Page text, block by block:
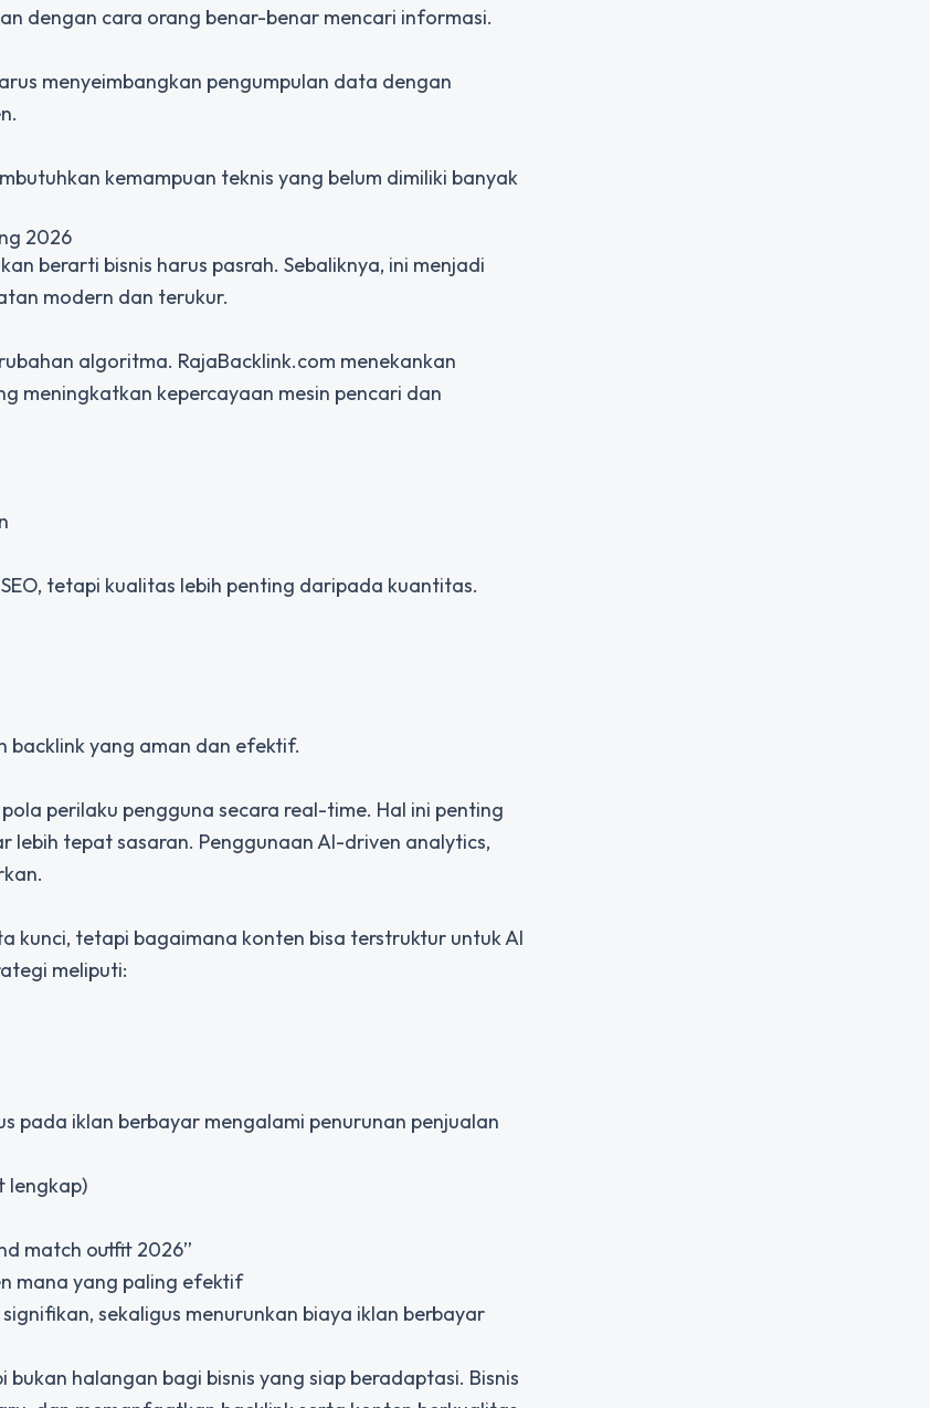
dengan cara orang benar-benar mencari informasi.
menyeimbangkan pengumpulan data dengan
kemampuan teknis yang belum dimiliki banyak
2026
berarti bisnis harus pasrah. Sebaliknya, ini menjadi
modern dan terukur.
algoritma. RajaBacklink.com menekankan
meningkatkan kepercayaan mesin pencari dan
tetapi kualitas lebih penting daripada kuantitas.
backlink yang aman dan efektif.
perilaku pengguna secara real-time. Hal ini penting
tepat sasaran. Penggunaan AI-driven analytics,
kunci, tetapi bagaimana konten bisa terstruktur untuk AI
meliputi:
pada iklan berbayar mengalami penurunan penjualan
lengkap)
match outfit 2026”
mana yang paling efektif
sekaligus menurunkan biaya iklan berbayar
halangan bagi bisnis yang siap beradaptasi. Bisnis